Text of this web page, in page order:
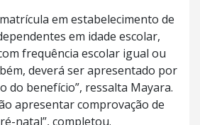
em estabelecimento de
em idade escolar,
frequência escolar igual ou
deverá ser apresentado por
do benefício”, ressalta Mayara.
apresentar comprovação de
natal”, completou.